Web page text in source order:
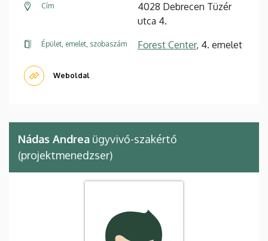
Cím
4028 Debrecen Tüzér
utca 4.
Épület, emelet, szobaszám Forest Center, 4. emelet
Weboldal
Nádas Andrea ügyvivő-szakértő
(projektmenedzser)